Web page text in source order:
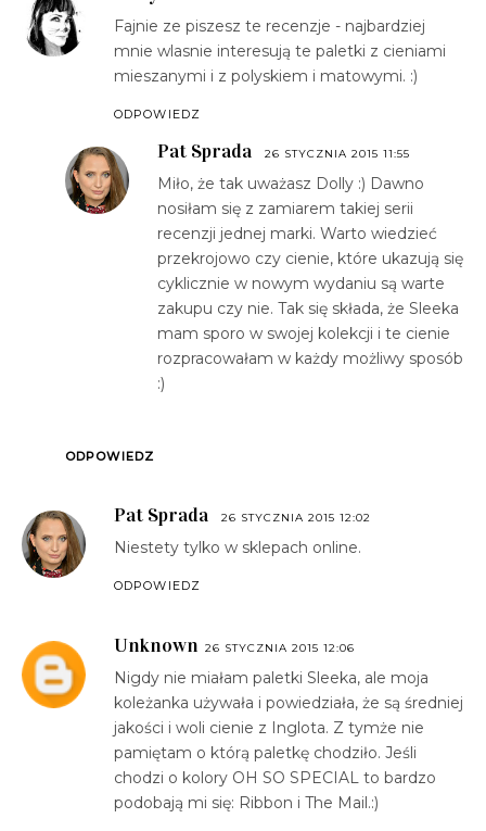
Fajnie ze piszesz te recenzje - najbardziej
mnie wlasnie interesują te paletki z cieniami
mieszanymi i z polyskiem i matowymi. :)
ODPOWIEDZ
Pat Sprada 26 STYCZNIA 2015 11:55
Miło, że tak uważasz Dolly :) Dawno
nosiłam się z zamiarem takiej serii
recenzji jednej marki. Warto wiedzieć
przekrojowo czy cienie, które ukazują się
cyklicznie w nowym wydaniu są warte
zakupu czy nie. Tak się składa, że Sleeka
mam sporo w swojej kolekcji i te cienie
rozpracowałam w każdy możliwy sposób
:)
ODPOWIEDZ
Pat Sprada 26 STYCZNIA 2015 12:02
Niestety tylko w sklepach online.
ODPOWIEDZ
Unknown 26 STYCZNIA 2015 12:06
Nigdy nie miałam paletki Sleeka, ale moja
koleżanka używała i powiedziała, że są średniej
jakości i woli cienie z Inglota. Z tymże nie
pamiętam o którą paletkę chodziło. Jeśli
chodzi o kolory OH SO SPECIAL to bardzo
podobają mi się: Ribbon i The Mail.:)